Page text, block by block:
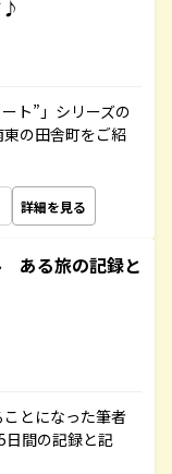
♪
ト”」シリーズの
の田舎町をご紹
詳細を見る
ある旅の記録と
とになった筆者
日間の記録と記